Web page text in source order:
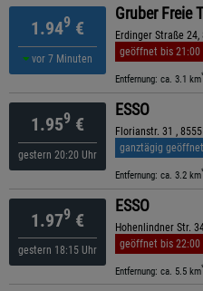
1.949 €
vor 7 Minuten
Gruber Freie
Erdinger Straße
geöffnet bis 21:00
Entfernung: ca. 3.1 km
1.959 €
gestern 20:20 Uhr
ESSO
Florianstr. 31 ,
ganztägig geöffnet
Entfernung: ca. 3.2 km
1.979 €
gestern 18:15 Uhr
ESSO
Hohenlindner Str.
geöffnet bis 22:00
Entfernung: ca. 5.5 km